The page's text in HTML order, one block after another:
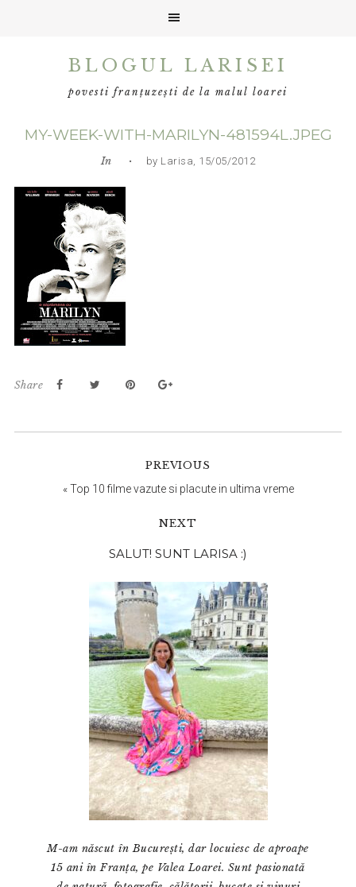
BLOGUL LARISEI
povesti franțuzești de la malul loarei
MY-WEEK-WITH-MARILYN-481594L.JPEG
In • by Larisa, 15/05/2012
Share
PREVIOUS
«Top 10 filme vazute si placute in ultima vreme
NEXT
principală
SALUT! SUNT LARISA :)
M-am născut în București, dar locuiesc de aproape
15 ani în Franța, pe Valea Loarei. Sunt pasionată